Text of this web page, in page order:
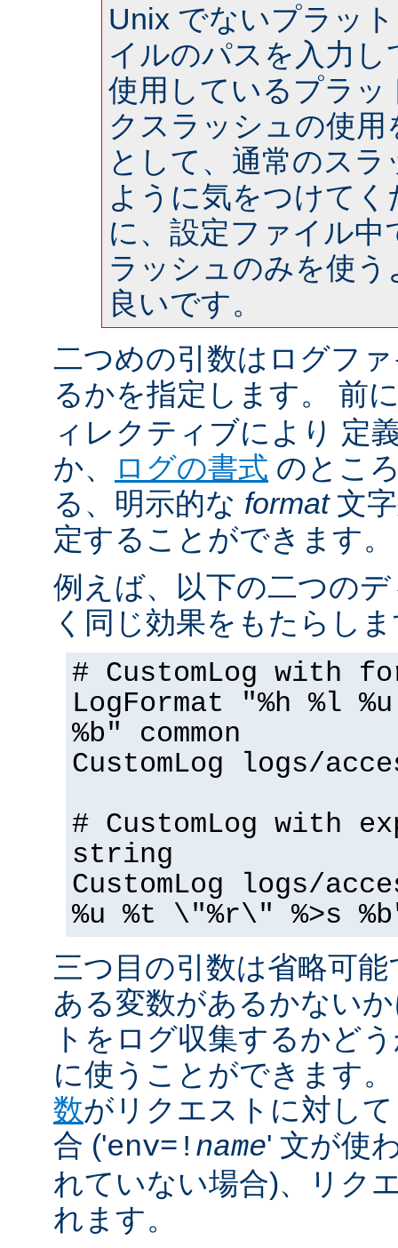
Unix でないプラッ
イルのパスを入力
使用しているプラ
クスラッシュの使
として、通常のス
ように気をつけて
に、設定ファイル
ラッシュのみを使
良いです。
二つめの引数はログフ
るかを指定します。 前
ィレクティブにより 定
か、
ログの書式 のとこ
る、明示的な format文
定することができます。
例えば、以下の二つの
く同じ効果をもたらし
# CustomLog with
LogFormat "%h %l
%b" common
CustomLog logs/
# CustomLog with
string
CustomLog logs/
%u %t \"%r\" %>s
三つ目の引数は省略可
ある変数があるかない
トをログ収集するかど
に使うことができます
数がリクエストに対し
合 ('env=! name' 文が使
れていない場合)、リク
れます。